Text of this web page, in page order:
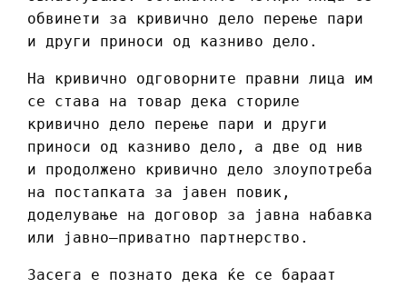
обвинети за кривично дело перење пари
и други приноси од казниво дело.
На кривично одговорните правни лица им
се става на товар дека сториле
кривично дело перење пари и други
приноси од казниво дело, а две од нив
и продолжено кривично дело злоупотреба
на постапката за јавен повик,
доделување на договор за јавна набавка
или јавно–приватно партнерство.
Засега е познато дека ќе се бараат